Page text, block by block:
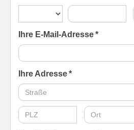
Ihre E-Mail-Adresse *
Ihre Adresse *